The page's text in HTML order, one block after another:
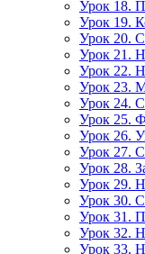
Урок 18.
Урок 19.
Урок 20.
Урок 21.
Урок 22.
Урок 23.
Урок 24.
Урок 25.
Урок 26.
Урок 27.
Урок 28.
Урок 29.
Урок 30.
Урок 31.
Урок 32.
Урок 33.